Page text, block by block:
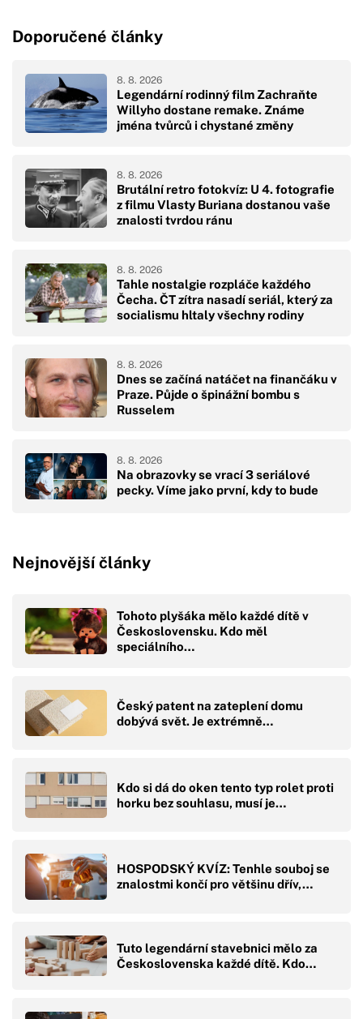
Doporučené články
Legendární rodinný film Zachraňte
Willyho dostane remake. Známe
jména tvůrců i chystané změny
8. 8. 2026
Brutální retro fotokvíz: U 4. fotografie
z filmu Vlasty Buriana dostanou vaše
znalosti tvrdou ránu
8. 8. 2026
Tahle nostalgie rozpláče každého
Čecha. ČT zítra nasadí seriál, který za
socialismu hltaly všechny rodiny
8. 8. 2026
Dnes se začíná natáčet na finančáku v
Praze. Půjde o špinážní bombu s
Russelem
8. 8. 2026
Na obrazovky se vrací 3 seriálové
pecky. Víme jako první, kdy to bude
8. 8. 2026
Nejnovější články
Tohoto plyšáka mělo každé dítě v
Československu. Kdo měl
speciálního…
Český patent na zateplení domu
dobývá svět. Je extrémně…
Kdo si dá do oken tento typ rolet proti
horku bez souhlasu, musí je…
HOSPODSKÝ KVÍZ: Tenhle souboj se
znalostmi končí pro většinu dřív,…
Tuto legendární stavebnici mělo za
Československa každé dítě. Kdo…